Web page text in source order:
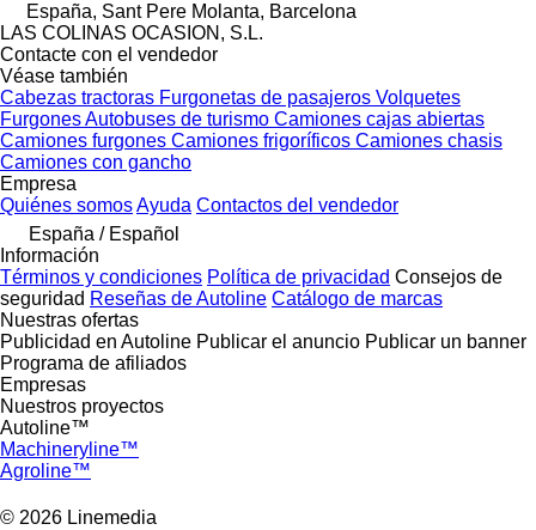
España, Sant Pere Molanta, Barcelona
LAS COLINAS OCASION, S.L.
Contacte con el vendedor
Véase también
Cabezas tractoras Furgonetas de pasajeros Volquetes
FurgonesAutobuses de turismo Camiones cajas abiertas
Camiones furgones Camiones frigoríficos Camiones chasis
Camiones con gancho
Empresa
Quiénes somosAyuda Contactos del vendedor
España / Español
Información
Términos y condiciones Política de privacidad Consejos de
seguridad Reseñas de Autoline Catálogo de marcas
Nuestras ofertas
Publicidad en Autoline Publicar el anuncio Publicar un banner
Programa de afiliados
Empresas
Nuestros proyectos
Autoline™
Machineryline™
Agroline™
© 2026 Linemedia